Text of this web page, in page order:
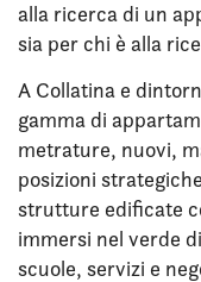
alla ricerca di un
sia per chi è alla
A Collatina e
gamma di
metrature, nuovi,
posizioni
strutture edificate
immersi nel verde
scuole, servizi e